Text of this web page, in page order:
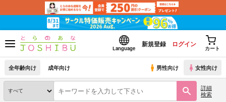
Language
新規登録 ログイン
カート
全年齢向け 成年向け 男性向け 女性向け
詳細
検索